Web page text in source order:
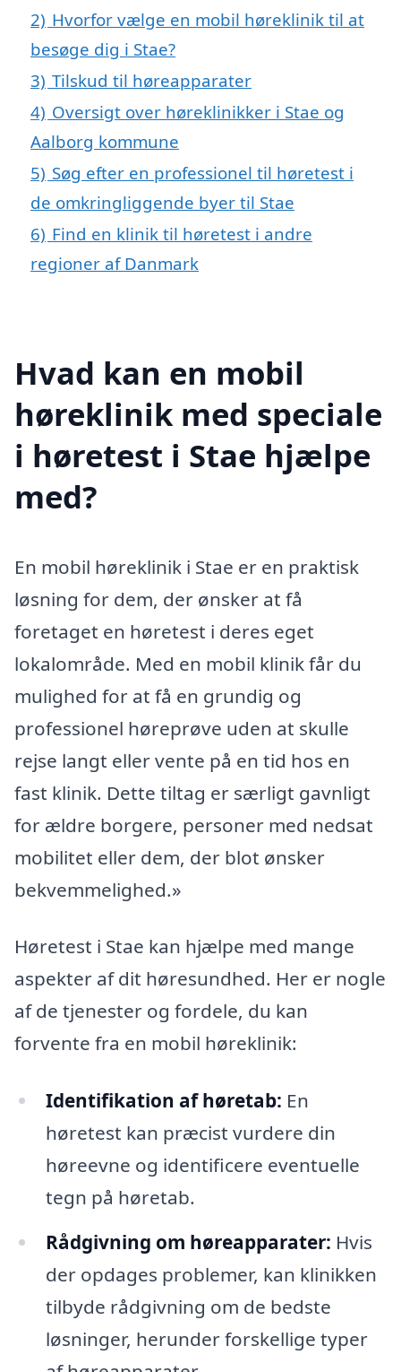
2) Hvorfor vælge en mobil høreklinik til at
besøge dig i Stae?
3) Tilskud til høreapparater
4) Oversigt over høreklinikker i Stae og
Aalborg kommune
5) Søg efter en professionel til høretest i
de omkringliggende byer til Stae
6) Find en klinik til høretest i andre
regioner af Danmark
Hvad kan en mobil
høreklinik med speciale
i høretest i Stae hjælpe
med?
En mobil høreklinik i Stae er en praktisk
løsning for dem, der ønsker at få
foretaget en høretest i deres eget
lokalområde. Med en mobil klinik får du
mulighed for at få en grundig og
professionel høreprøve uden at skulle
rejse langt eller vente på en tid hos en
fast klinik. Dette tiltag er særligt gavnligt
for ældre borgere, personer med nedsat
mobilitet eller dem, der blot ønsker
bekvemmelighed.»
Høretest i Stae kan hjælpe med mange
aspekter af dit høresundhed. Her er nogle
af de tjenester og fordele, du kan
forvente fra en mobil høreklinik:
Identifikation af høretab: En
høretest kan præcist vurdere din
høreevne og identificere eventuelle
tegn på høretab.
Rådgivning om høreapparater: Hvis
der opdages problemer, kan klinikken
tilbyde rådgivning om de bedste
løsninger, herunder forskellige typer